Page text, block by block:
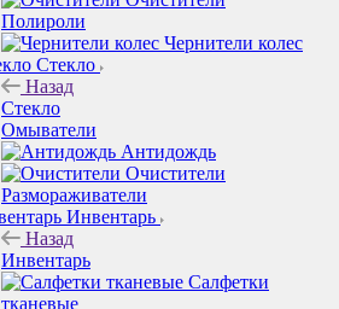
Полироли
Чернители колес
Стекло
Назад
Стекло
Омыватели
Антидождь
Очистители
Размораживатели
Инвентарь
Назад
Инвентарь
Салфетки
тканевые